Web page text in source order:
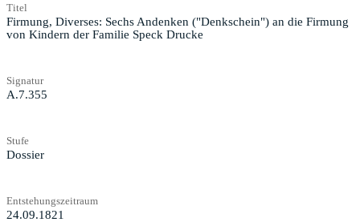
Titel
Firmung, Diverses: Sechs Andenken ("Denkschein") an die Firmung
von Kindern der Familie Speck Drucke
Signatur
A.7.355
Stufe
Dossier
Entstehungszeitraum
24.09.1821